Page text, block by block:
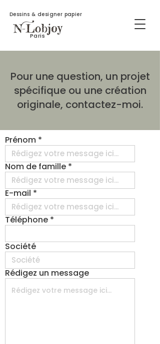
Dessins & designer papier
Paris
Pour une question, un projet
spécifique ou une création
originale, contactez-moi.
Prénom
Nom de famille
E-mail
Téléphone
Société
Rédigez un message